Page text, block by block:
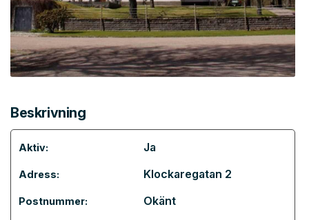
Beskrivning
Aktiv: Ja
Adress: Klockaregatan 2
Postnummer: Okänt